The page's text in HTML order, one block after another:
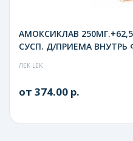
АМОКСИКЛАВ
СУСП. Д/ПРИЕМА ВНУТРЬ
ЛЕК LEK
от 374.00 р.